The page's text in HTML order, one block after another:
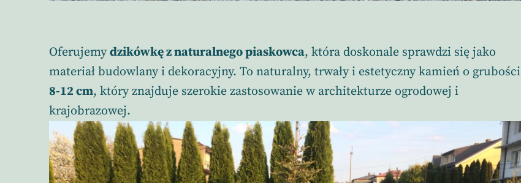
Oferujemy dzikówkę z naturalnego piaskowca, która doskonale sprawdzi się jako
materiał budowlany i dekoracyjny. To naturalny, trwały i estetyczny kamień o grubości
8-12 cm, który znajduje szerokie zastosowanie w architekturze ogrodowej i
krajobrazowej.